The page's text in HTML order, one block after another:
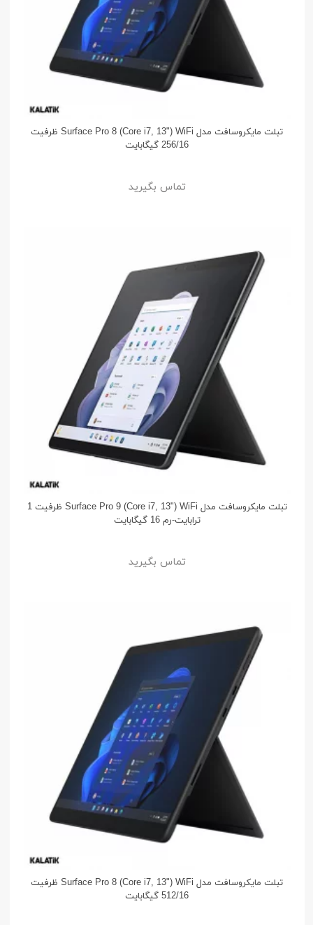
تبلت مایکروسافت مدل Surface Pro 8 (Core i7, 13") WiFi ظرفیت
256/16 گیگابایت
تماس بگیرید
تبلت مایکروسافت مدل Surface Pro 9 (Core i7, 13") WiFi ظرفیت 1
ترابایت-رم 16 گیگابایت
تماس بگیرید
تبلت مایکروسافت مدل Surface Pro 8 (Core i7, 13") WiFi ظرفیت
512/16 گیگابایت